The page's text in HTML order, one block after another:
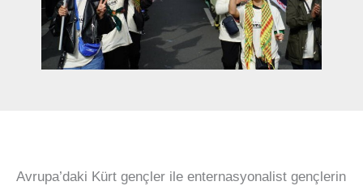
Avrupa’daki Kürt gençler ile enternasyonalist gençlerin